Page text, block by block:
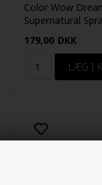
Color Wow
Supernatural
179,00 DKK